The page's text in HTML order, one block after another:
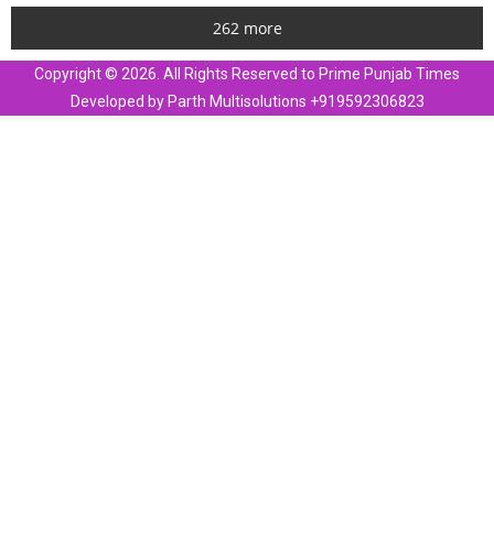
262 more
Copyright © 2026. All Rights Reserved to Prime Punjab Times
Developed by Parth Multisolutions +919592306823